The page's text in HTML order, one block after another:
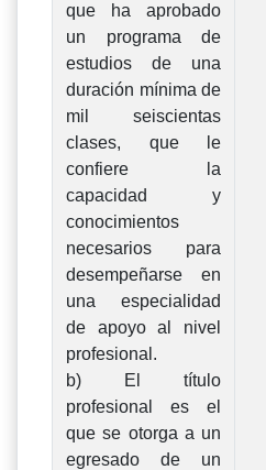
que ha aprobado
un programa de
estudios de una
duración mínima de
mil seiscientas
clases, que le
confiere la
capacidad y
conocimientos
necesarios para
desempeñarse en
una especialidad
de apoyo al nivel
profesional.
b) El título
profesional es el
que se otorga a un
egresado de un